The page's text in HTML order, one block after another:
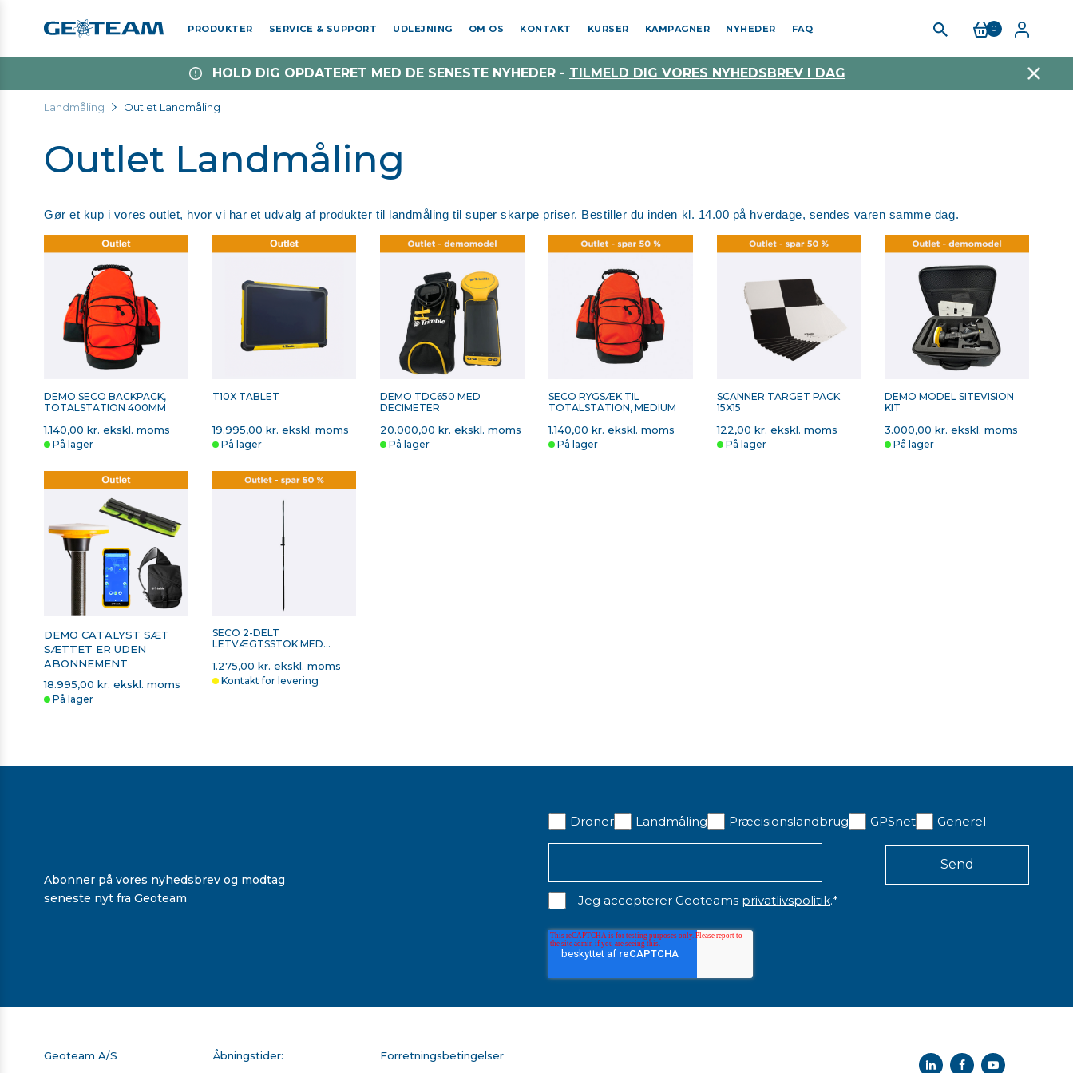
PRODUKTER SERVICE & SUPPORT UDLEJNING OM OS KONTAKT KURSER KAMPAGNER NYHEDER FAQ 0
HOLD DIG OPDATERET MED DE SENESTE NYHEDER - TILMELD DIG VORES NYHEDSBREV I DAG
Landmåling Outlet Landmåling
Outlet Landmåling
Gør et kup i vores outlet, hvor vi har et udvalg af produkter til landmåling til super skarpe priser. Bestiller du inden kl. 14.00 på hverdage, sendes varen samme dag.
DEMO SECO BACKPACK,
TOTALSTATION 400MM
1.140,00 kr. ekskl. moms
På lager
T10X TABLET
19.995,00 kr. ekskl. moms
På lager
DEMO TDC650 MED
DECIMETER
20.000,00 kr. ekskl. moms
På lager
SECO RYGSÆK TIL
TOTALSTATION, MEDIUM
1.140,00 kr. ekskl. moms
På lager
SCANNER TARGET PACK
15X15
122,00 kr. ekskl. moms
På lager
DEMO MODEL SITEVISION
KIT
3.000,00 kr. ekskl. moms
På lager
DEMO CATALYST SÆT
SÆTTET ER UDEN
ABONNEMENT
18.995,00 kr. ekskl. moms
På lager
SECO 2-DELT
LETVÆGTSSTOK MED
1.275,00 kr. ekskl. moms
Kontakt for levering
Abonner på vores nyhedsbrev og modtag
seneste nyt fra Geoteam
Droner Landmåling Præcisionslandbrug GPSnet Generel
Jeg accepterer Geoteams privatlivspolitik.*
Geoteam A/S Åbningstider: Forretningsbetingelser